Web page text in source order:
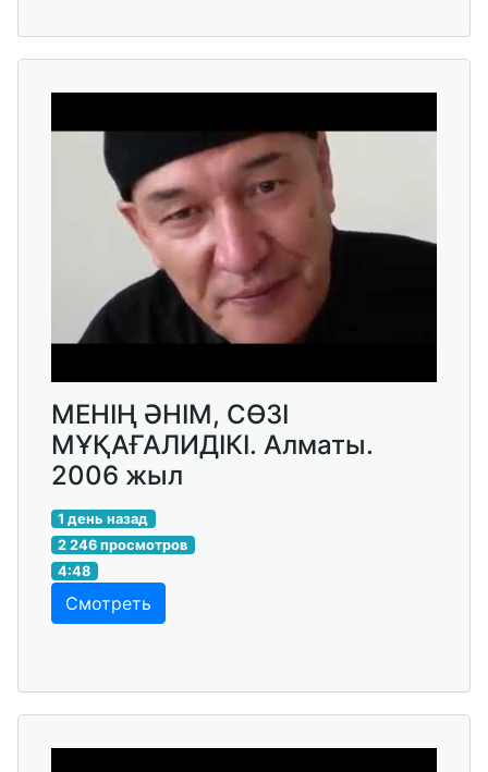
МЕНІҢ ӘНІМ, СӨЗІ
МҰҚАҒАЛИДІКІ. Алматы.
2006 жыл
1 день назад
2 246 просмотров
4:48
Смотреть